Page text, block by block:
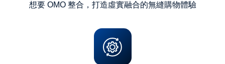
想要 OMO 整合，打造虛實融合的無縫購物體驗